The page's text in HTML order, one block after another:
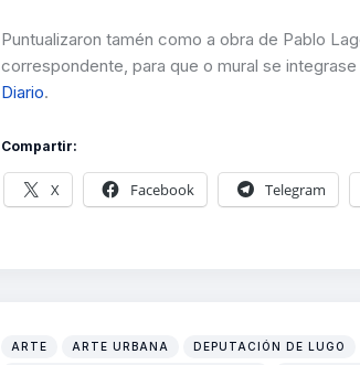
Puntualizaron tamén como a obra de Pablo
correspondente, para que o mural se
Diario.
Compartir:
X Facebook Telegram
ARTE ARTE URBANA DEPUTACIÓN DE LUGO